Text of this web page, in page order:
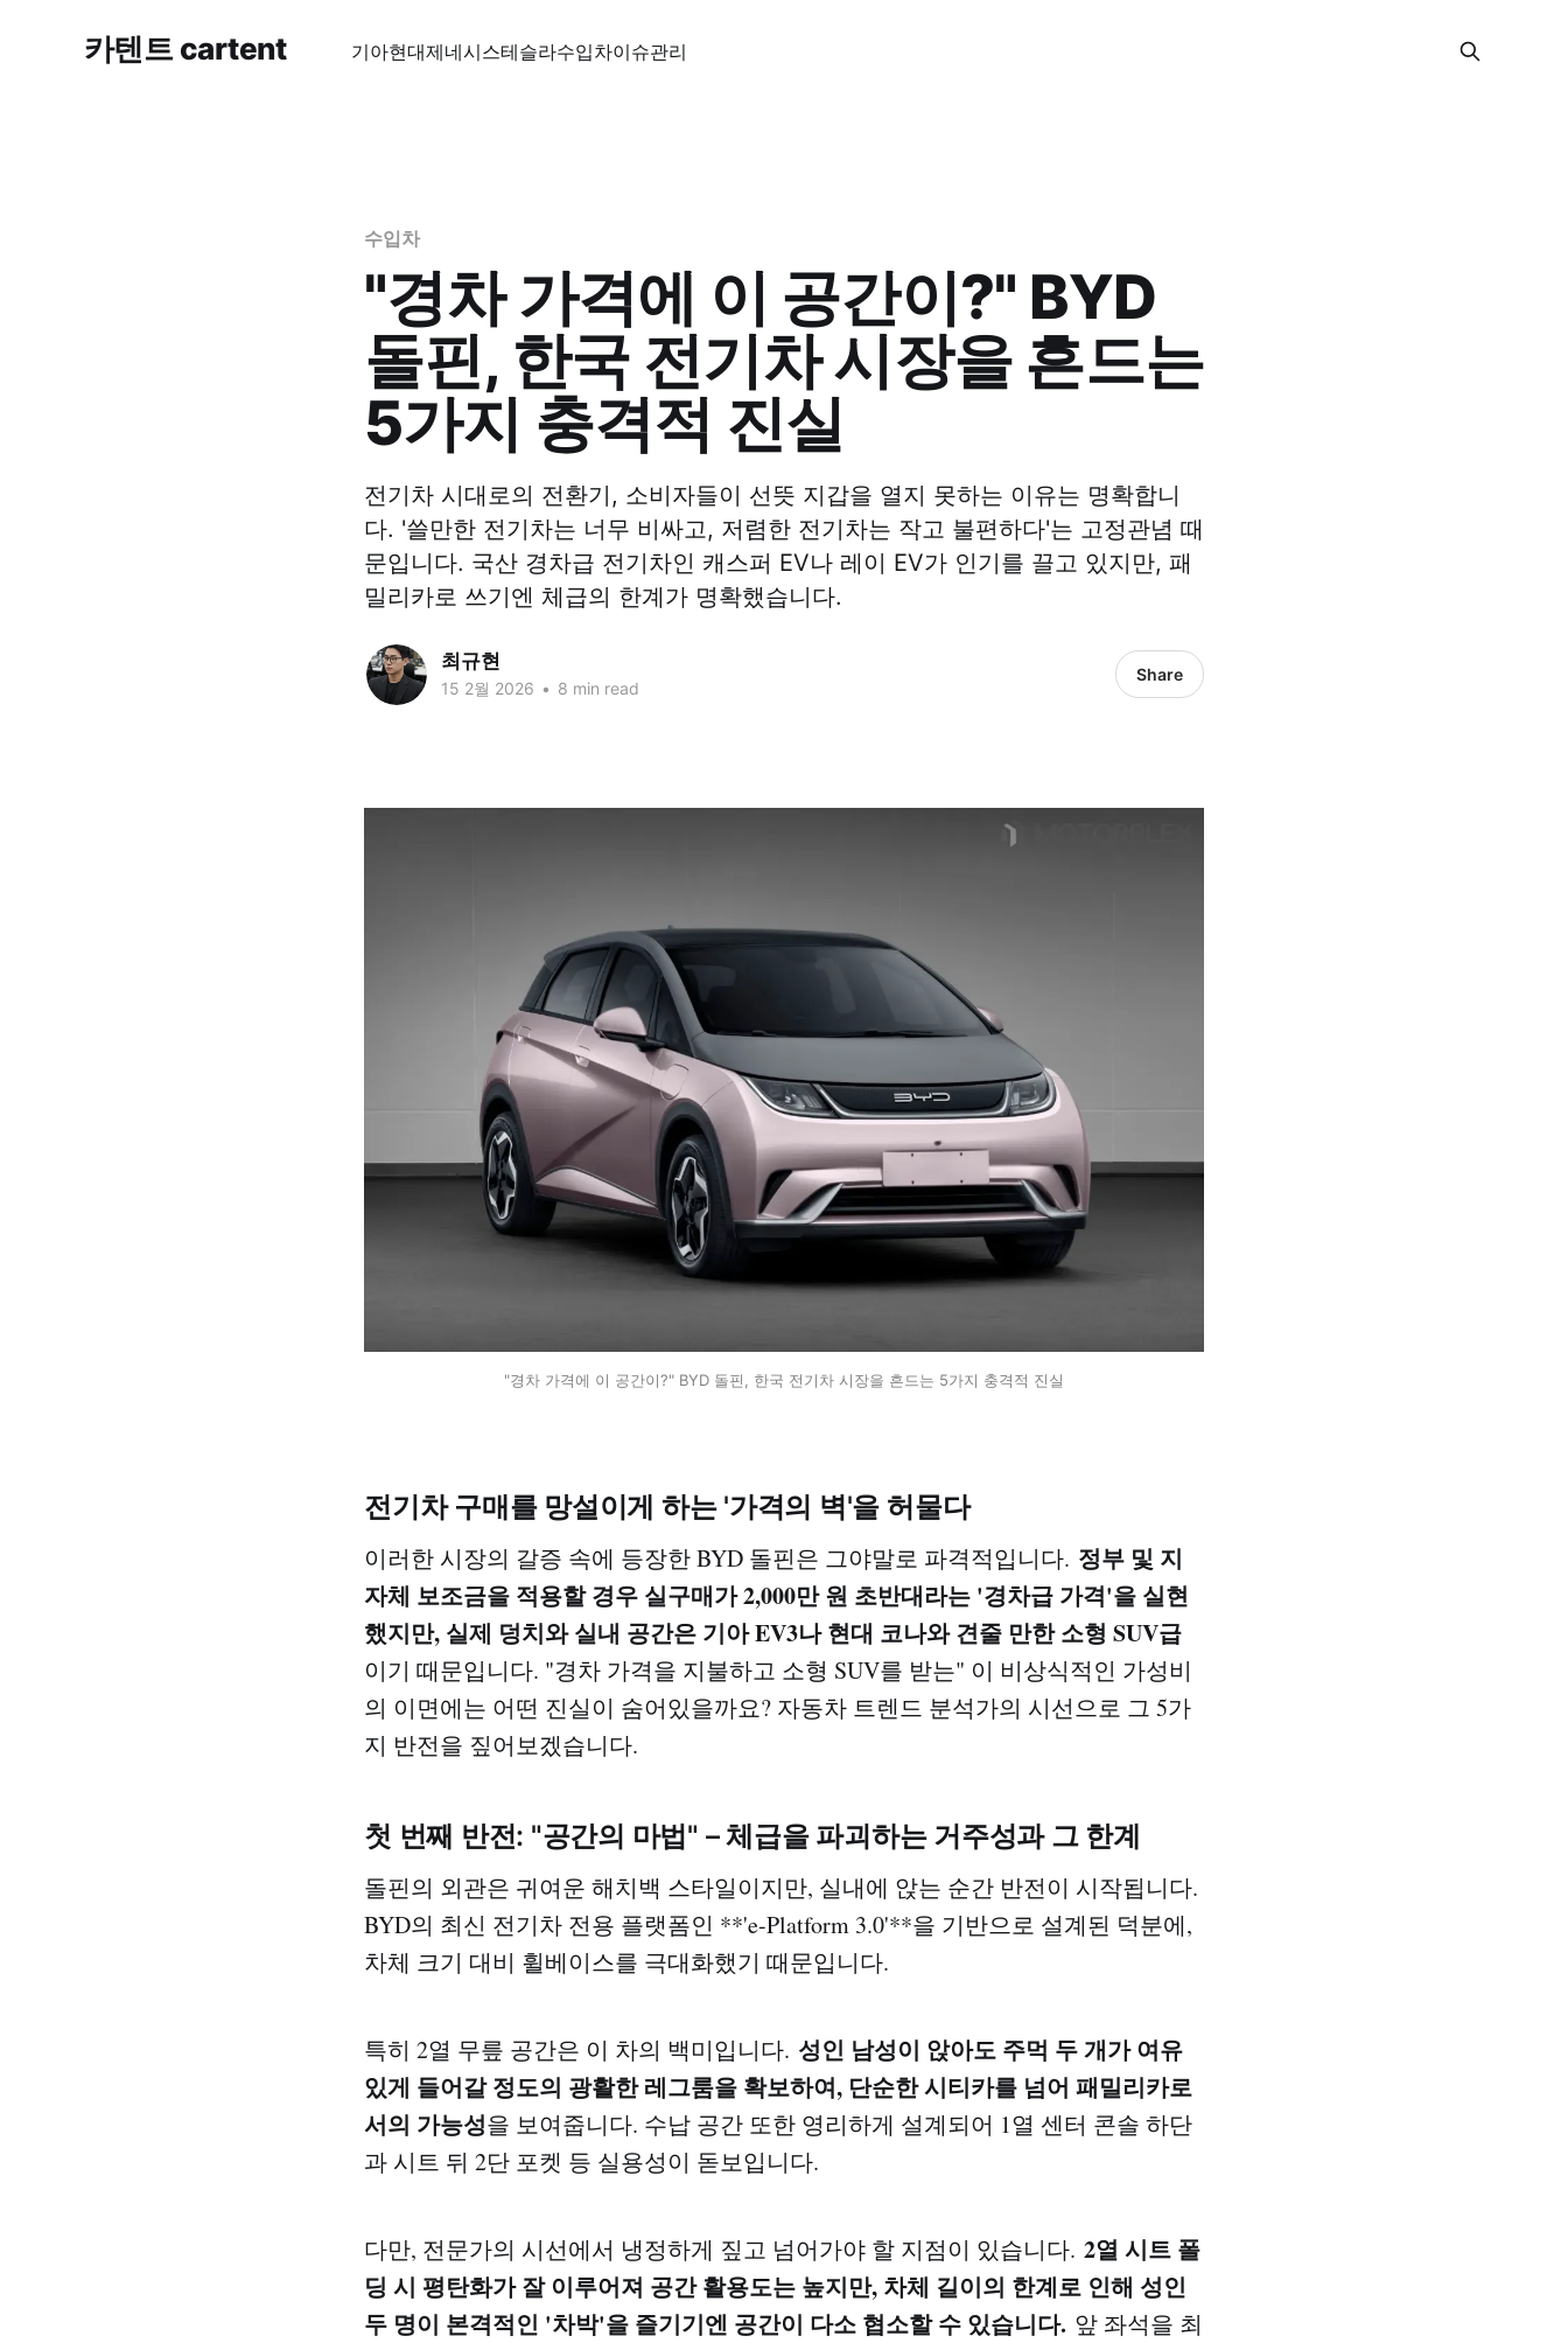
카텐트 cartent 기아현대제네시스테슬라수입차이슈관리
수입차
"경차 가격에 이 공간이?" BYD
돌핀, 한국 전기차 시장을 흔드는
5가지 충격적 진실
전기차 시대로의 전환기, 소비자들이 선뜻 지갑을 열지 못하는 이유는 명확합니
다. '쓸만한 전기차는 너무 비싸고, 저렴한 전기차는 작고 불편하다'는 고정관념 때
문입니다. 국산 경차급 전기차인 캐스퍼 EV나 레이 EV가 인기를 끌고 있지만, 패
밀리카로 쓰기엔 체급의 한계가 명확했습니다.
최규현
15 2월 2026 • 8 min read
Share
"경차 가격에 이 공간이?" BYD 돌핀, 한국 전기차 시장을 흔드는 5가지 충격적 진실
전기차 구매를 망설이게 하는 '가격의 벽'을 허물다
이러한 시장의 갈증 속에 등장한 BYD 돌핀은 그야말로 파격적입니다. 정부 및 지
자체 보조금을 적용할 경우 실구매가 2,000만 원 초반대라는 '경차급 가격'을 실현
했지만, 실제 덩치와 실내 공간은 기아 EV3나 현대 코나와 견줄 만한 소형 SUV급
이기 때문입니다. "경차 가격을 지불하고 소형 SUV를 받는" 이 비상식적인 가성비
의 이면에는 어떤 진실이 숨어있을까요? 자동차 트렌드 분석가의 시선으로 그 5가
지 반전을 짚어보겠습니다.
첫 번째 반전: "공간의 마법" – 체급을 파괴하는 거주성과 그 한계
돌핀의 외관은 귀여운 해치백 스타일이지만, 실내에 앉는 순간 반전이 시작됩니다.
BYD의 최신 전기차 전용 플랫폼인 **'e-Platform 3.0'**을 기반으로 설계된 덕분에,
차체 크기 대비 휠베이스를 극대화했기 때문입니다.
특히 2열 무릎 공간은 이 차의 백미입니다. 성인 남성이 앉아도 주먹 두 개가 여유
있게 들어갈 정도의 광활한 레그룸을 확보하여, 단순한 시티카를 넘어 패밀리카로
서의 가능성을 보여줍니다. 수납 공간 또한 영리하게 설계되어 1열 센터 콘솔 하단
과 시트 뒤 2단 포켓 등 실용성이 돋보입니다.
다만, 전문가의 시선에서 냉정하게 짚고 넘어가야 할 지점이 있습니다. 2열 시트 폴
딩 시 평탄화가 잘 이루어져 공간 활용도는 높지만, 차체 길이의 한계로 인해 성인
두 명이 본격적인 '차박'을 즐기기엔 공간이 다소 협소할 수 있습니다. 앞 좌석을 최